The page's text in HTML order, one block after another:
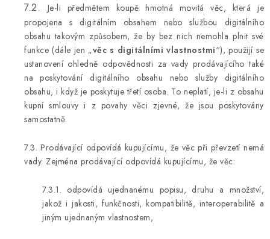
7.2. Je-li předmětem koupě hmotná movitá věc, která je
propojena s digitálním obsahem nebo službou digitálního
obsahu takovým způsobem, že by bez nich nemohla plnit své
funkce (dále jen „věc s digitálními vlastnostmi“), použijí se
ustanovení ohledně odpovědnosti za vady prodávajícího také
na poskytování digitálního obsahu nebo služby digitálního
obsahu, i když je poskytuje třetí osoba. To neplatí, je-li z obsahu
kupní smlouvy i z povahy věci zjevné, že jsou poskytovány
samostatně.
7.3. Prodávající odpovídá kupujícímu, že věc při převzetí nemá
vady. Zejména prodávající odpovídá kupujícímu, že věc:
7.3.1. odpovídá ujednanému popisu, druhu a množství,
jakož i jakosti, funkčnosti, kompatibilitě, interoperabilitě a
jiným ujednaným vlastnostem,